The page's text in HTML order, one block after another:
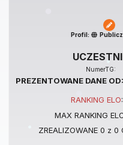
Profil:
NumerTG:
PREZENTOWANE DANE OD:
RANKING ELO:
MAX RANKING
ZREALIZOWANE 0 z 0